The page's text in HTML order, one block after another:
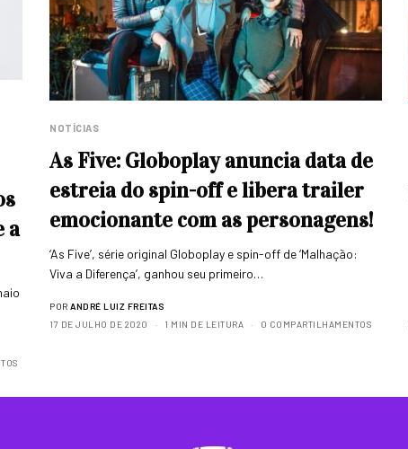
a
NOTÍCIAS
As Five: Globoplay anuncia data de
estreia do spin-off e libera trailer
emocionante com as personagens!
‘As Five’, série original Globoplay e spin-off de ‘Malhação:
Viva a Diferença’, ganhou seu primeiro…
POR ANDRÉ LUIZ FREITAS
17 DE JULHO DE 2020
1 MIN DE LEITURA 0 COMPARTILHAMENTOS